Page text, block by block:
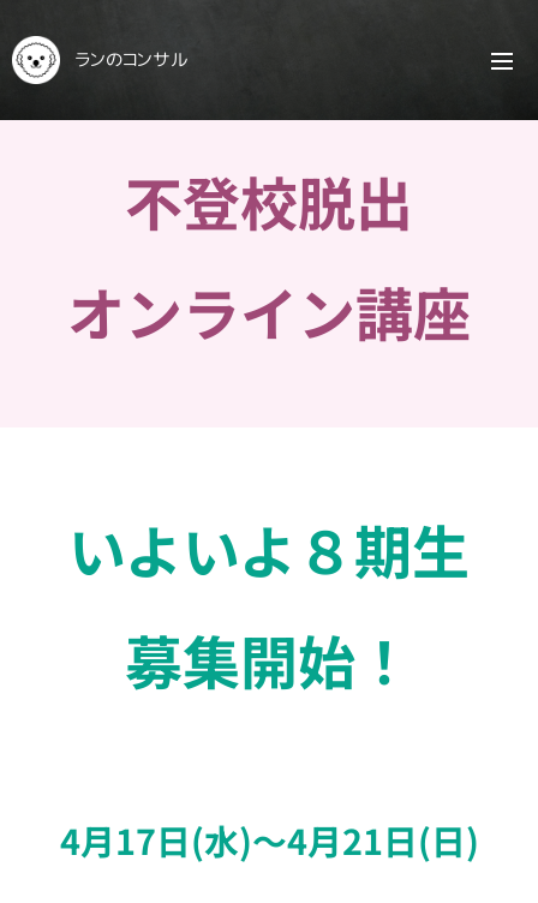
ランのコンサル
不登校脱出
オンライン講座
いよいよ８期生
募集開始！
4月17日(水)〜4月21日(日)